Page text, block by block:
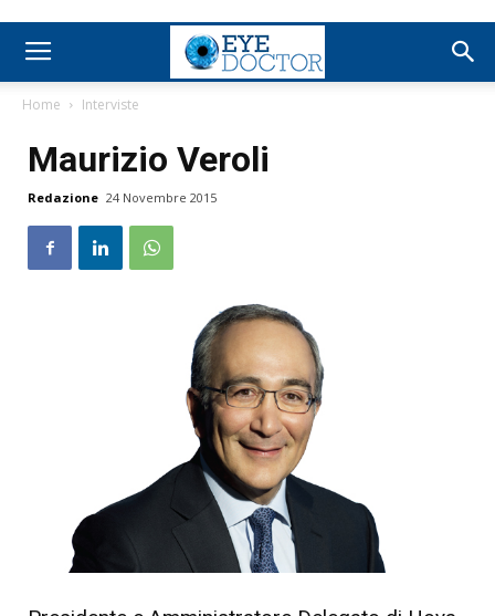
Home Interviste
Maurizio Veroli
Redazione 24 Novembre 2015